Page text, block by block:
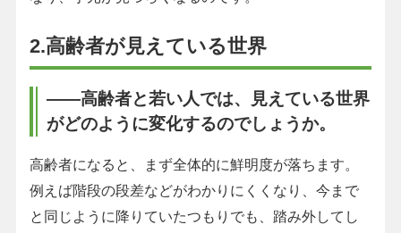
2.高齢者が見えている世界
――高齢者と若い人では、見えている世界
がどのように変化するのでしょうか。
高齢者になると、まず全体的に鮮明度が落ちます。
例えば階段の段差などがわかりにくくなり、今まで
と同じように降りていたつもりでも、踏み外してし